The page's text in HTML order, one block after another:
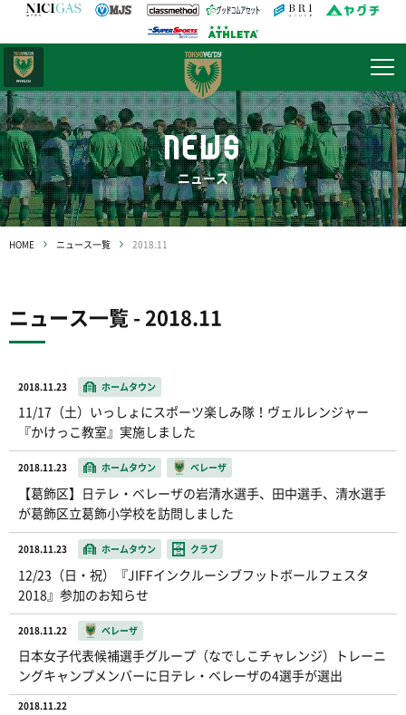
NEWS
ニュース
HOME ニュース一覧 2018.11
ニュース一覧 - 2018.11
2018.11.23 ホームタウン
11/17（土）いっしょにスポーツ楽しみ隊！ヴェルレンジャー
『かけっこ教室』実施しました
2018.11.23 ホームタウン ベレーザ
【葛飾区】日テレ・ベレーザの岩清水選手、田中選手、清水選手
が葛飾区立葛飾小学校を訪問しました
2018.11.23 ホームタウン クラブ
12/23（日・祝）『JIFFインクルーシブフットボールフェスタ
2018』参加のお知らせ
2018.11.22 ベレーザ
日本女子代表候補選手グループ（なでしこチャレンジ）トレーニ
ングキャンプメンバーに日テレ・ベレーザの4選手が選出
2018.11.22